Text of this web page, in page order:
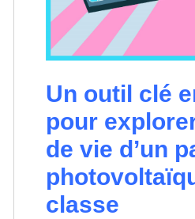
Un outil clé
pour
de vie d’un
classe